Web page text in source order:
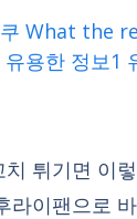
What the
유용한 정보1
튀기면 이
라이팬으로